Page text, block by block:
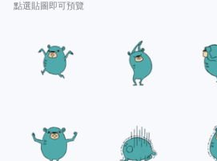
點選貼圖即可預覽